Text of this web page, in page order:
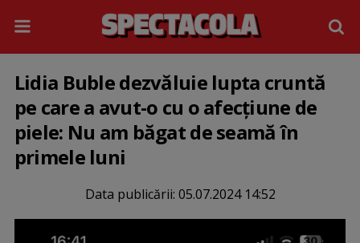
Lidia Buble dezvăluie lupta cruntă
pe care a avut-o cu o afecțiune de
piele: Nu am băgat de seamă în
primele luni
Data publicării: 05.07.2024 14:52